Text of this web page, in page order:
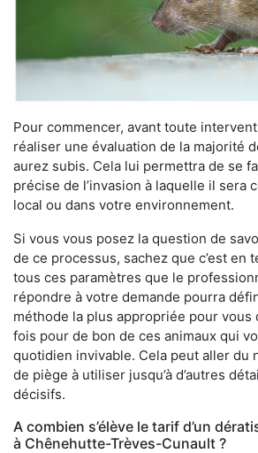
Pour commencer, avant toute
réaliser une évaluation de la majorité
aurez subis. Cela lui permettra de se
précise de l’invasion à laquelle il sera
local ou dans votre environnement.
Si vous vous posez la question de
de ce processus, sachez que c’est en
tous ces paramètres que le
répondre à votre demande pourra
méthode la plus appropriée pour vous
fois pour de bon de ces animaux qui
quotidien invivable. Cela peut aller du
de piège à utiliser jusqu’à d’autres
décisifs.
A combien s’élève le tarif d’un
à Chênehutte-Trèves-Cunault ?